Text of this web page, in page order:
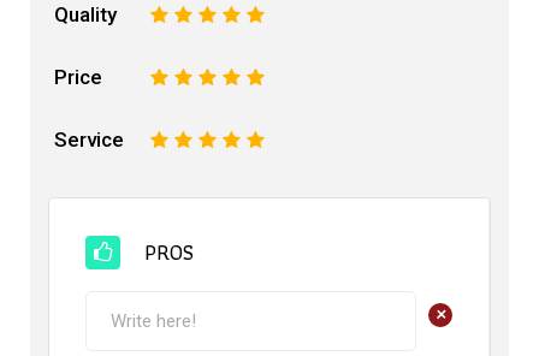
Quality 5
4
3
2
Price 5
4
3
2
Service 5
4
3
2
PROS
+